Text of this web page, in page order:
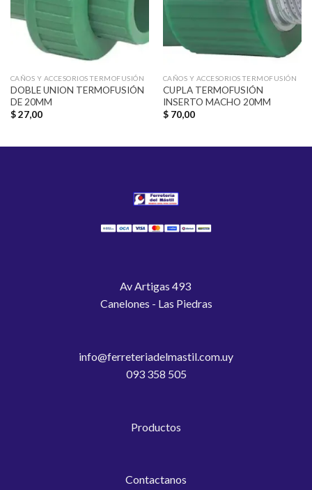
CAÑOS Y ACCESORIOS TERMOFUSIÓN
DOBLE UNION TERMOFUSIÓN
DE 20MM
$27,00
CAÑOS Y ACCESORIOS TERMOFUSIÓN
CUPLA TERMOFUSIÓN
INSERTO MACHO 20MM
$70,00
Av Artigas 493
Canelones - Las Piedras
info@ferreteriadelmastil.com.uy
093 358 505
Productos
Contactanos